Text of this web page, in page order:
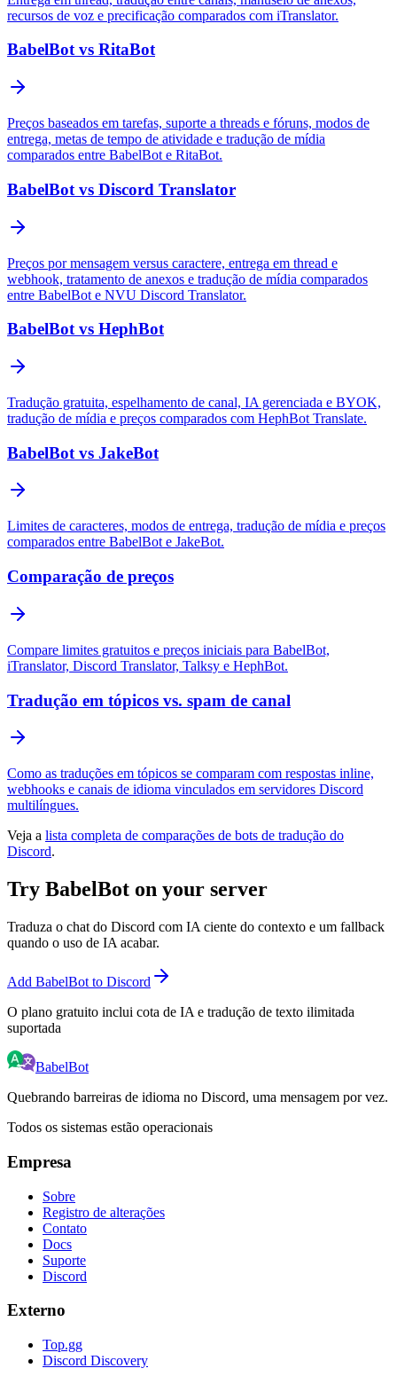
recursos de voz e precificação comparados com iTranslator.
BabelBot vs RitaBot
Preços baseados em tarefas, suporte a threads e fóruns, modos de
entrega, metas de tempo de atividade e tradução de mídia
comparados entre BabelBot e RitaBot.
BabelBot vs Discord Translator
Preços por mensagem versus caractere, entrega em thread e
webhook, tratamento de anexos e tradução de mídia comparados
entre BabelBot e NVU Discord Translator.
BabelBot vs HephBot
Tradução gratuita, espelhamento de canal, IA gerenciada e BYOK,
tradução de mídia e preços comparados com HephBot Translate.
BabelBot vs JakeBot
Limites de caracteres, modos de entrega, tradução de mídia e preços
comparados entre BabelBot e JakeBot.
Comparação de preços
Compare limites gratuitos e preços iniciais para BabelBot,
iTranslator, Discord Translator, Talksy e HephBot.
Tradução em tópicos vs. spam de canal
Como as traduções em tópicos se comparam com respostas inline,
webhooks e canais de idioma vinculados em servidores Discord
multilíngues.
Veja a lista completa de comparações de bots de tradução do
Discord.
Try BabelBot on your server
Traduza o chat do Discord com IA ciente do contexto e um fallback
quando o uso de IA acabar.
Add BabelBot to Discord
O plano gratuito inclui cota de IA e tradução de texto ilimitada
suportada
BabelBot
Quebrando barreiras de idioma no Discord, uma mensagem por vez.
Todos os sistemas estão operacionais
Empresa
Sobre
Registro de alterações
Contato
Docs
Suporte
Discord
Externo
Top.gg
Discord Discovery